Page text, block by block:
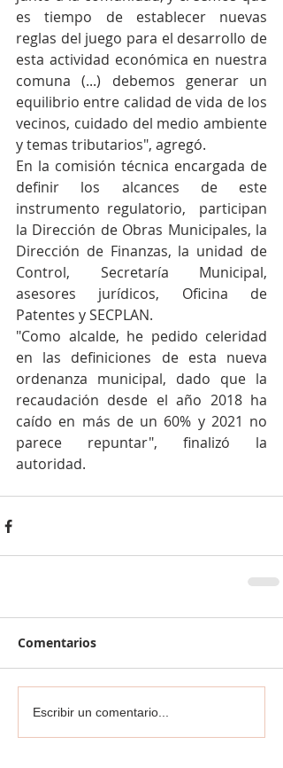
es tiempo de establecer nuevas
reglas del juego para el desarrollo de
esta actividad económica en nuestra
comuna (...) debemos generar un
equilibrio entre calidad de vida de los
vecinos, cuidado del medio ambiente
y temas tributarios", agregó.
En la comisión técnica encargada de
definir los alcances de este
instrumento regulatorio,  participan
la Dirección de Obras Municipales, la
Dirección de Finanzas, la unidad de
Control, Secretaría Municipal,
asesores jurídicos, Oficina de
Patentes y SECPLAN.
"Como alcalde, he pedido celeridad
en las definiciones de esta nueva
ordenanza municipal, dado que la
recaudación desde el año 2018 ha
caído en más de un 60% y 2021 no
parece repuntar", finalizó la
autoridad.
Comentarios
Escribir un comentario...